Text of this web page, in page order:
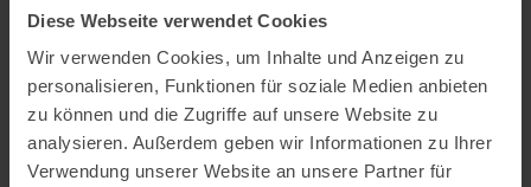
Diese Webseite verwendet Cookies
Wir verwenden Cookies, um Inhalte und Anzeigen zu
personalisieren, Funktionen für soziale Medien anbieten
zu können und die Zugriffe auf unsere Website zu
analysieren. Außerdem geben wir Informationen zu Ihrer
Verwendung unserer Website an unsere Partner für
Material:
Oberstoff: 88 % Polyamid, 12 % Elasthan
Futter: 80 % Polyamid, 20 % Elasthan